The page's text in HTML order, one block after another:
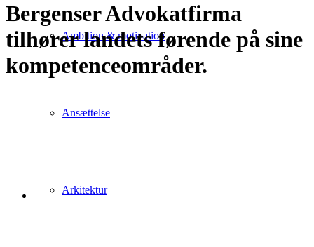
Ambition & motivation
Ansættelse
Arkitektur
Bergenser Advokatfirma
tilhører landets førende på sine
kompetenceområder.